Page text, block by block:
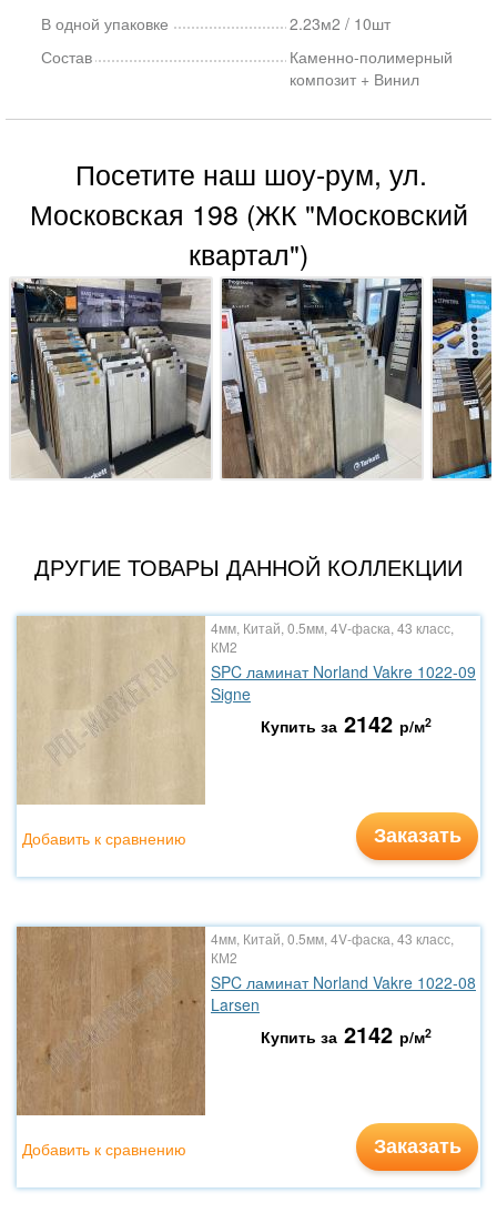
В одной упаковке
2.23м2 / 10шт
Состав
Каменно-полимерный
композит + Винил
Посетите наш шоу-рум, ул.
Московская 198 (ЖК "Московский
квартал")
ДРУГИЕ ТОВАРЫ ДАННОЙ КОЛЛЕКЦИИ
4мм, Китай, 0.5мм, 4V-фаска, 43 класс,
КМ2
SPC ламинат Norland Vakre 1022-09
Signe
Купить за 2142 р/м2
Заказать
Добавить к сравнению
4мм, Китай, 0.5мм, 4V-фаска, 43 класс,
КМ2
SPC ламинат Norland Vakre 1022-08
Larsen
Купить за 2142 р/м2
Заказать
Добавить к сравнению